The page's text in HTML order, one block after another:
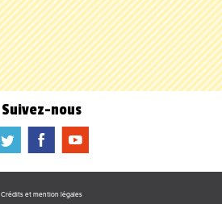
Suivez-nous
a b f
Crédits et mention légales